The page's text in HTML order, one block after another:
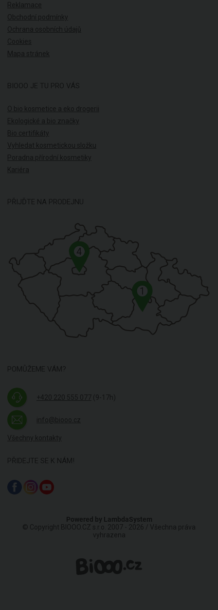
Reklamace
Obchodní podmínky
Ochrana osobních údajů
Cookies
Mapa stránek
BIOOO JE TU PRO VÁS
O bio kosmetice a eko drogerii
Ekologické a bio značky
Bio certifikáty
Vyhledat kosmetickou složku
Poradna přírodní kosmetiky
Kariéra
PŘIJĎTE NA PRODEJNU
1
4
POMŮŽEME VÁM?
+420 220 555 077 (9-17h)
info@biooo.cz
Všechny kontakty
PŘIDEJTE SE K NÁM!
Powered by LambdaSystem
© Copyright BIOOO.CZ s.r.o. 2007 - 2026 / Všechna práva
vyhrazena